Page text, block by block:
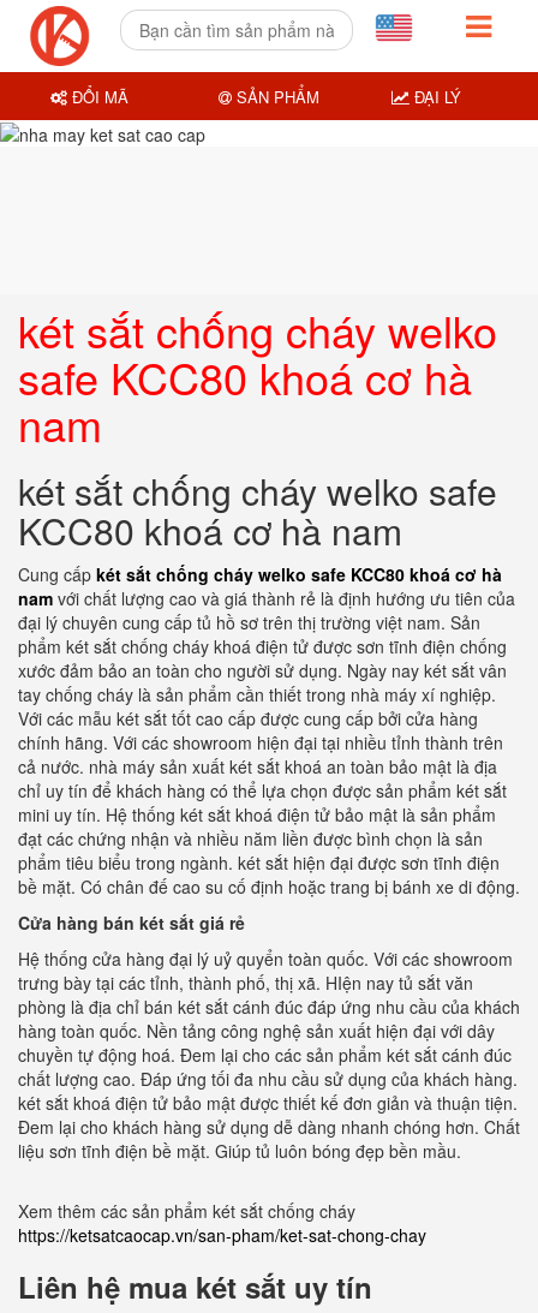
két sắt chống cháy welko
safe KCC80 khoá cơ hà
nam
két sắt chống cháy welko safe
KCC80 khoá cơ hà nam
Cung cấp két sắt chống cháy welko safe KCC80 khoá cơ hà
nam với chất lượng cao và giá thành rẻ là định hướng ưu tiên của
đại lý chuyên cung cấp tủ hồ sơ trên thị trường việt nam. Sản
phẩm két sắt chống cháy khoá điện tử được sơn tĩnh điện chống
xước đảm bảo an toàn cho người sử dụng. Ngày nay két sắt vân
tay chống cháy là sản phẩm cần thiết trong nhà máy xí nghiệp.
Với các mẫu két sắt tốt cao cấp được cung cấp bởi cửa hàng
chính hãng. Với các showroom hiện đại tại nhiều tỉnh thành trên
cả nước. nhà máy sản xuất két sắt khoá an toàn bảo mật là địa
chỉ uy tín để khách hàng có thể lựa chọn được sản phẩm két sắt
mini uy tín. Hệ thống két sắt khoá điện tử bảo mật là sản phẩm
đạt các chứng nhận và nhiều năm liền được bình chọn là sản
phẩm tiêu biểu trong ngành. két sắt hiện đại được sơn tĩnh điện
bề mặt. Có chân đế cao su cố định hoặc trang bị bánh xe di động.
Cửa hàng bán két sắt giá rẻ
Hệ thống cửa hàng đại lý uỷ quyển toàn quốc. Với các showroom
trưng bày tại các tỉnh, thành phố, thị xã. HIện nay tủ sắt văn
phòng là địa chỉ bán két sắt cánh đúc đáp ứng nhu cầu của khách
hàng toàn quốc. Nền tảng công nghệ sản xuất hiện đại với dây
chuyền tự động hoá. Đem lại cho các sản phẩm két sắt cánh đúc
chất lượng cao. Đáp ứng tối đa nhu cầu sử dụng của khách hàng.
két sắt khoá điện tử bảo mật được thiết kế đơn giản và thuận tiện.
Đem lại cho khách hàng sử dụng dễ dàng nhanh chóng hơn. Chất
liệu sơn tĩnh điện bề mặt. Giúp tủ luôn bóng đẹp bền mầu.
Xem thêm các sản phẩm két sắt chống cháy
https://ketsatcaocap.vn/san-pham/ket-sat-chong-chay
Liên hệ mua két sắt uy tín
ĐỔI MÃ SẢN PHẨM ĐẠI LÝ